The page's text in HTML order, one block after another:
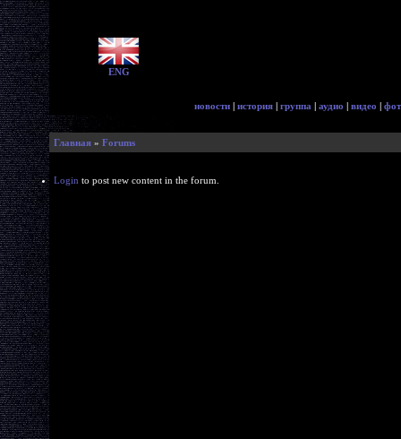
ENG
новости | история | группа | аудио | видео |
Главная » Forums
Login to post new content in the forum.